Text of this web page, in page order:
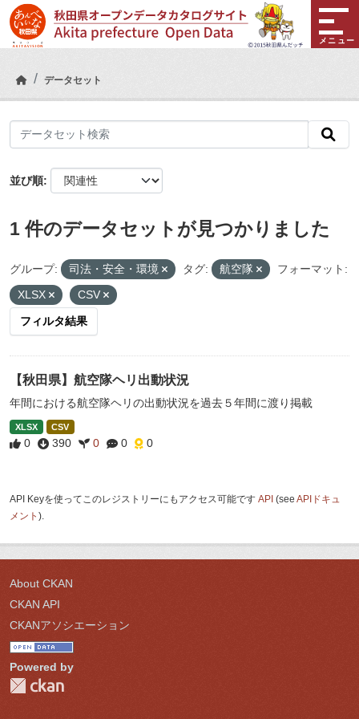
Skip to main content
メニュー
データセット
並び順
1 件のデータセットが見つかりました
グループ: 司法・安全・環境 タグ: 航空隊
フォーマット:
XLSX
CSV
フィルタ結果
【秋田県】航空隊ヘリ出動状況
年間における航空隊ヘリの出動状況を過去５年間に渡り掲載
XLSX CSV
0 390 0 0 0
API Keyを使ってこのレジストリーにもアクセス可能です API (see APIドキュ
メント ).
About CKAN
CKAN API
CKANアソシエーション
Powered by